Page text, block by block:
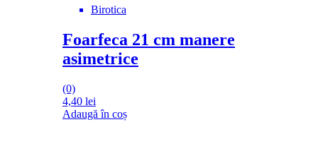
Birotica
Foarfeca 21 cm manere
asimetrice
(0)
4,40 lei
Adaugă în coș